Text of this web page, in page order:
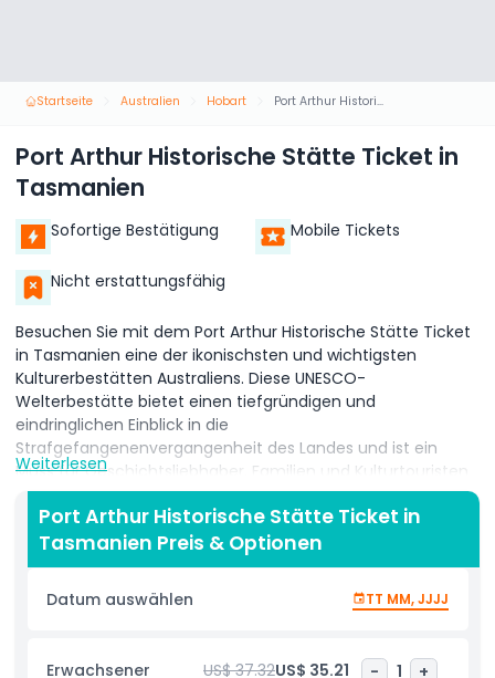
Startseite Australien Hobart Port Arthur Historische Stätte Ticket in Tasmanien
Port Arthur Historische Stätte Ticket in
Tasmanien
Sofortige Bestätigung Mobile Tickets
Nicht erstattungsfähig
Besuchen Sie mit dem Port Arthur Historische Stätte Ticket
in Tasmanien eine der ikonischsten und wichtigsten
Kulturerbestätten Australiens. Diese UNESCO-
Welterbestätte bietet einen tiefgründigen und
eindringlichen Einblick in die
Strafgefangenenvergangenheit des Landes und ist ein
Muss für Geschichtsliebhaber, Familien und Kulturtouristen
gleichermaßen. Mit Ihrem Port Arthur Einlassticket genießen
Sie zwei aufeinanderfolgende Tage Zugang zu dem
weitläufigen 40 Hektar großen Gelände, Heimat von über
30 historischen Gebäuden, Ruinen und restaurierten Gärten.
Höhepunkte sind das Gefängnis, das Separate Prison, die
Strafgefangenenkirche und das Kommandantenhaus, alle
Erzählungen zum Leben erweckt. Ihr Eintritt beinhaltet auch
Weiterlesen
Port Arthur Historische Stätte Ticket in
Tasmanien Preis & Optionen
Datum auswählen TT MM, JJJJ
Erwachsener US$ 37.32US$ 35.21 - 1 +